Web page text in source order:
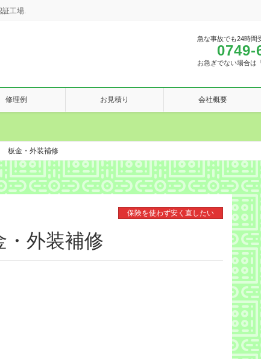
証工場.
急な事故でも24時間
0749-
お急ぎでない場合は
修理例 お見積り 会社概要
板金・外装補修
保険を使わず安く直したい
外装補修